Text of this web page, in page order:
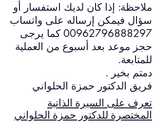
ملاحظة: إذا كان لديك استفسار أو
سؤال فيمكن إرساله على واتساب
00962796888297 ​ كما يرجى
حجز موعد بعد أسبوع من العملية
للمتابعة.
دمتم بخير .
فريق الدكتور حمزة الحلواني
تعرف على السيرة الذاتية
المختصرة للدكتور حمزة الحلواني